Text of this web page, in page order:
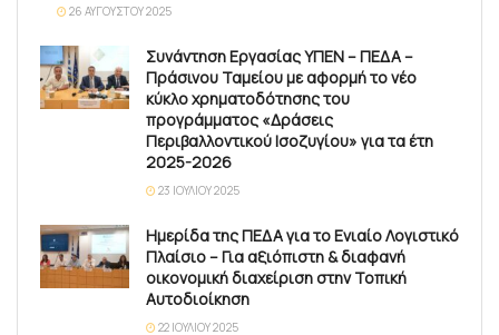
26 ΑΥΓΟΎΣΤΟΥ 2025
Συνάντηση Εργασίας ΥΠΕΝ – ΠΕΔΑ –
Πράσινου Ταμείου με αφορμή το νέο
κύκλο χρηματοδότησης του
προγράμματος «Δράσεις
Περιβαλλοντικού Ισοζυγίου» για τα έτη
2025-2026
23 ΙΟΥΛΊΟΥ 2025
Ημερίδα της ΠΕΔΑ για το Ενιαίο Λογιστικό
Πλαίσιο – Για αξιόπιστη & διαφανή
οικονομική διαχείριση στην Τοπική
Αυτοδιοίκηση
22 ΙΟΥΛΊΟΥ 2025